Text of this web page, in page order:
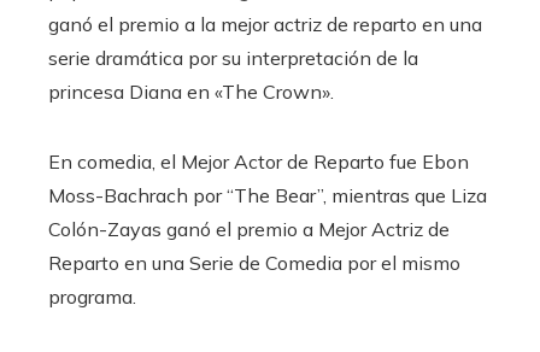
ganó el premio a la mejor actriz de reparto en una
serie dramática por su interpretación de la
princesa Diana en «The Crown».
En comedia, el Mejor Actor de Reparto fue Ebon
Moss-Bachrach por “The Bear”, mientras que Liza
Colón-Zayas ganó el premio a Mejor Actriz de
Reparto en una Serie de Comedia por el mismo
programa.